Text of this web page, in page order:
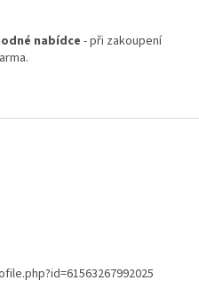
nabídce- při zakoupení